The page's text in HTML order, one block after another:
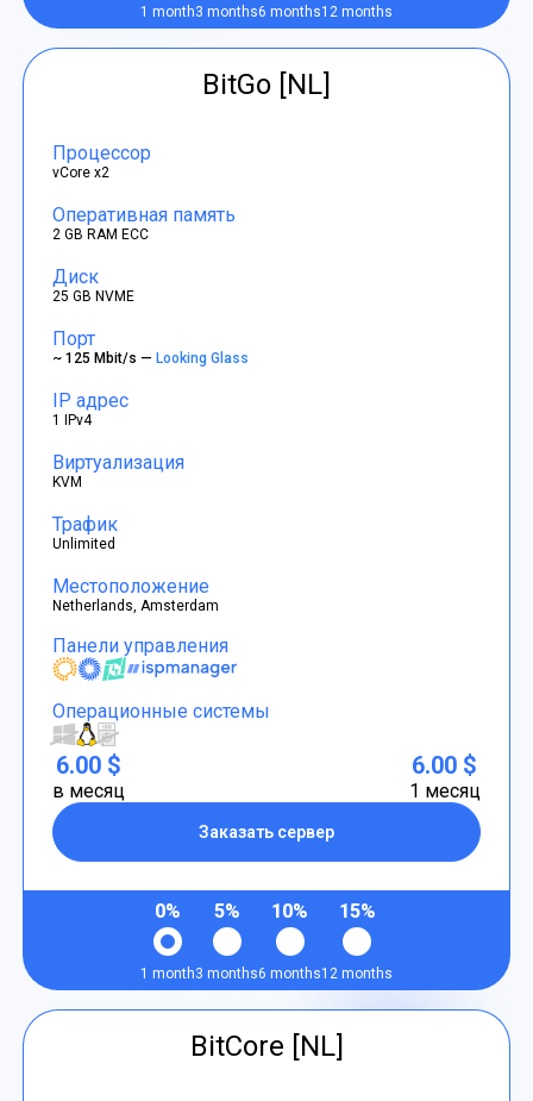
1 month3 months6 months12 months
BitGo [NL]
Процессор
vCore x2
Оперативная память
2 GB RAM ECC
Диск
25 GB NVME
Порт
~ 125 Mbit/s —Looking Glass
IP адрес
1 IPv4
Виртуализация
KVM
Трафик
Unlimited
Местоположение
Netherlands, Amsterdam
Панели управления
Операционные системы
6.00 $
в месяц
Заказать сервер
6.00 $
1 месяц
0%
1 month
5%
3 months
10%
6 months
15%
12 months
BitCore [NL]